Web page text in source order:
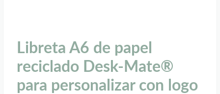
Libreta A6 de papel
reciclado Desk-Mate®
para personalizar con logo